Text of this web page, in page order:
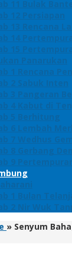
11 Bulak
12 Persiapan
13 Rencana
14
15
Panarukan
1 Rencana
2 Sabuk Inten
3 Pangeran
4 Kabut di
5 Berhitung
6 Lembah
7 Wedhus
8 Gerbang
9
1 Bulan
2 Nir Wuk
» Senyum